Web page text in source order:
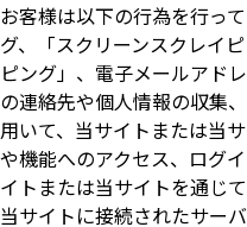
お客様は以下の行為を行っ
グ、「スクリーンスクレイ
ピング」、電子メールアド
の連絡先や個人情報の収集
用いて、当サイトまたは当
や機能へのアクセス、ログ
イトまたは当サイトを通じ
当サイトに接続されたサー